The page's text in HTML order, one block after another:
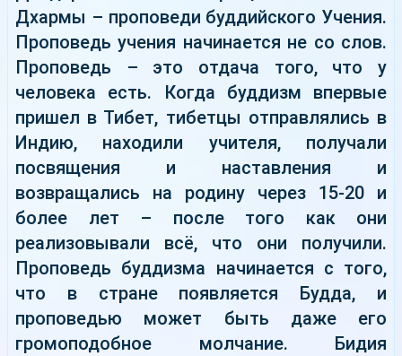
Дхармы – проповеди буддийского Учения.
Проповедь учения начинается не со слов.
Проповедь – это отдача того, что у
человека есть. Когда буддизм впервые
пришел в Тибет, тибетцы отправлялись в
Индию, находили учителя, получали
посвящения и наставления и
возвращались на родину через 15-20 и
более лет – после того как они
реализовывали всё, что они получили.
Проповедь буддизма начинается с того,
что в стране появляется Будда, и
проповедью может быть даже его
громоподобное молчание. Бидия